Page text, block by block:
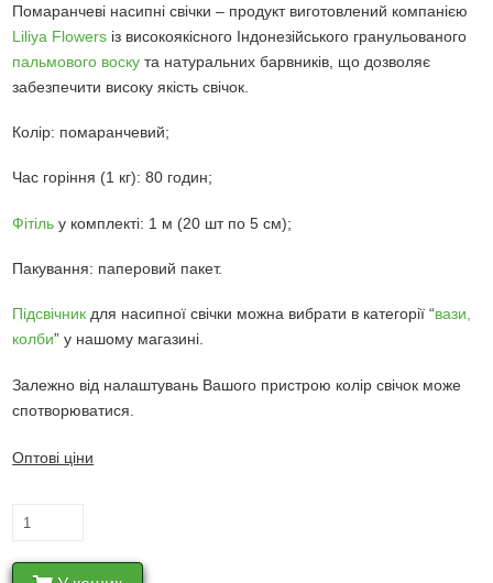
Помаранчеві насипні свічки – продукт виготовлений компанією
Liliya Flowers із високоякісного Індонезійського гранульованого
пальмового воску та натуральних барвників, що дозволяє
забезпечити високу якість свічок.
Колір: помаранчевий;
Час горіння (1 кг): 80 годин;
Фітіль у комплекті: 1 м (20 шт по 5 см);
Пакування: паперовий пакет.
Підсвічник для насипної свічки можна вибрати в категорії “вази,
колби” у нашому магазині.
Залежно від налаштувань Вашого пристрою колір свічок може
спотворюватися.
Оптові ціни
Помаранчеві
свічки